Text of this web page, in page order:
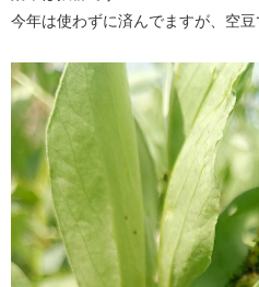
今年は使わずに済んでますが、空